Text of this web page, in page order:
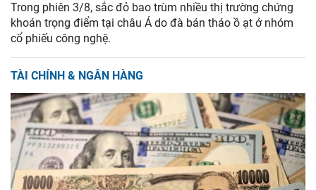
Trong phiên 3/8, sắc đỏ bao trùm nhiều thị trường chứng
khoán trọng điểm tại châu Á do đà bán tháo ồ ạt ở nhóm
cổ phiếu công nghệ.
TÀI CHÍNH & NGÂN HÀNG